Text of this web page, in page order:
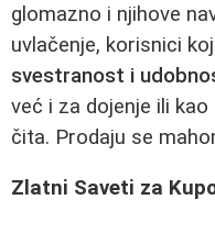
glomazno i njihove
uvlačenje, korisnici
svestranost i
već i za dojenje ili
čita. Prodaju se
Zlatni Saveti za